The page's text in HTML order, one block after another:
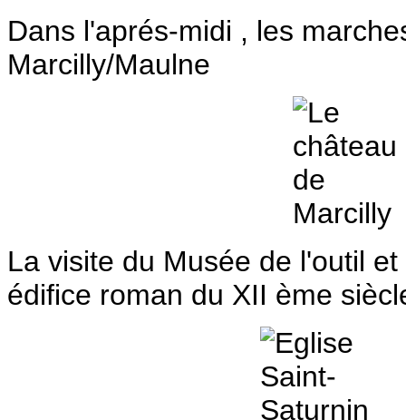
Dans l'aprés-midi , les
Marcilly/Maulne
La visite du Musée de l'outil
édifice roman du XII ème